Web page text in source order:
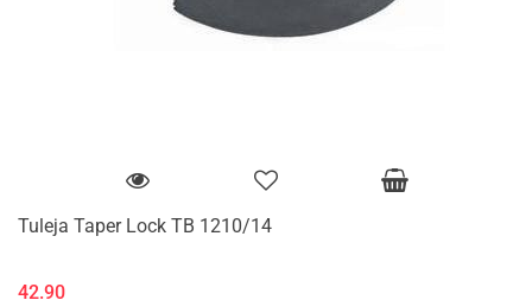
Tuleja Taper Lock TB 1210/14
42.90